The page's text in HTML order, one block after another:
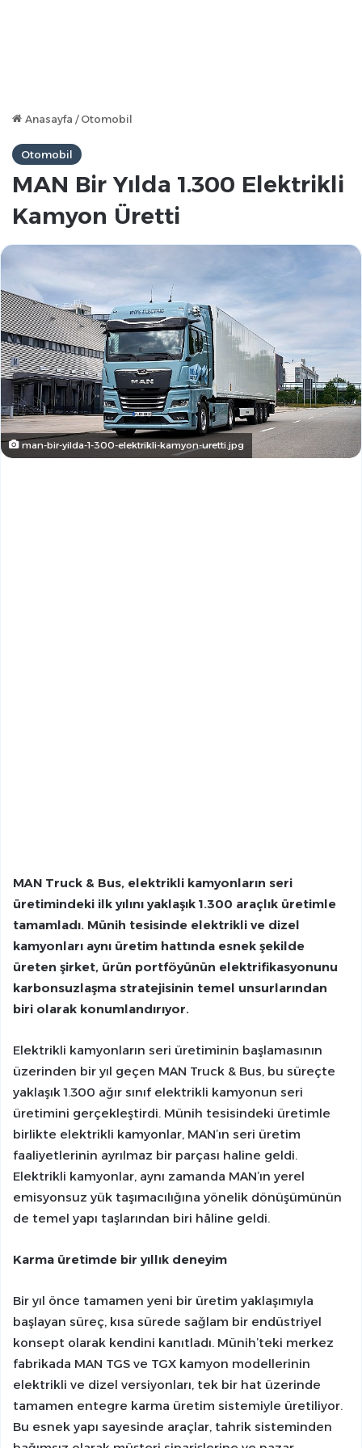
Anasayfa / Otomobil
Otomobil
MAN Bir Yılda 1.300 Elektrikli
Kamyon Üretti
man-bir-yilda-1-300-elektrikli-kamyon-uretti.jpg
MAN Truck & Bus, elektrikli kamyonların seri
üretimindeki ilk yılını yaklaşık 1.300 araçlık üretimle
tamamladı. Münih tesisinde elektrikli ve dizel
kamyonları aynı üretim hattında esnek şekilde
üreten şirket, ürün portföyünün elektrifikasyonunu
karbonsuzlaşma stratejisinin temel unsurlarından
biri olarak konumlandırıyor.
Elektrikli kamyonların seri üretiminin başlamasının
üzerinden bir yıl geçen MAN Truck & Bus, bu süreçte
yaklaşık 1.300 ağır sınıf elektrikli kamyonun seri
üretimini gerçekleştirdi. Münih tesisindeki üretimle
birlikte elektrikli kamyonlar, MAN’ın seri üretim
faaliyetlerinin ayrılmaz bir parçası haline geldi.
Elektrikli kamyonlar, aynı zamanda MAN’ın yerel
emisyonsuz yük taşımacılığına yönelik dönüşümünün
de temel yapı taşlarından biri hâline geldi.
Karma üretimde bir yıllık deneyim
Bir yıl önce tamamen yeni bir üretim yaklaşımıyla
başlayan süreç, kısa sürede sağlam bir endüstriyel
konsept olarak kendini kanıtladı. Münih’teki merkez
fabrikada MAN TGS ve TGX kamyon modellerinin
elektrikli ve dizel versiyonları, tek bir hat üzerinde
tamamen entegre karma üretim sistemiyle üretiliyor.
Bu esnek yapı sayesinde araçlar, tahrik sisteminden